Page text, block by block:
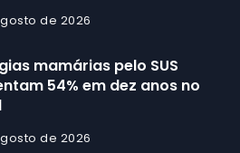
de 2026
mamárias pelo SUS
54% em dez anos no
de 2026